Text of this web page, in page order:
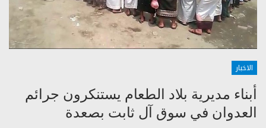
الاخبار
أبناء مديرية بلاد الطعام يستنكرون جرائم
العدوان في سوق آل ثابت بصعدة